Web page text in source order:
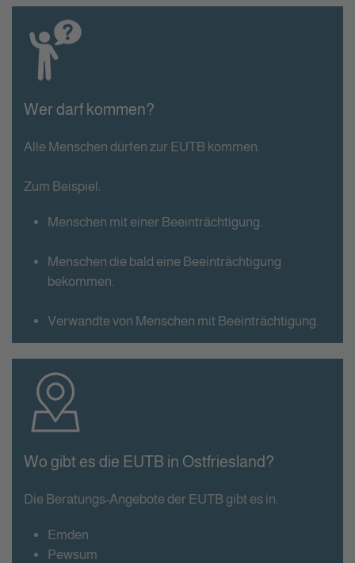
Wer darf kommen?
Alle Menschen dürfen zur EUTB kommen.
Zum Beispiel:
Menschen mit einer Beeinträchtigung.
Menschen die bald eine Beeinträchtigung
bekommen.
Verwandte von Menschen mit Beeinträchtigung.
Wo gibt es die EUTB in Ostfriesland?
Die Beratungs-Angebote der EUTB gibt es in:
Emden
Pewsum